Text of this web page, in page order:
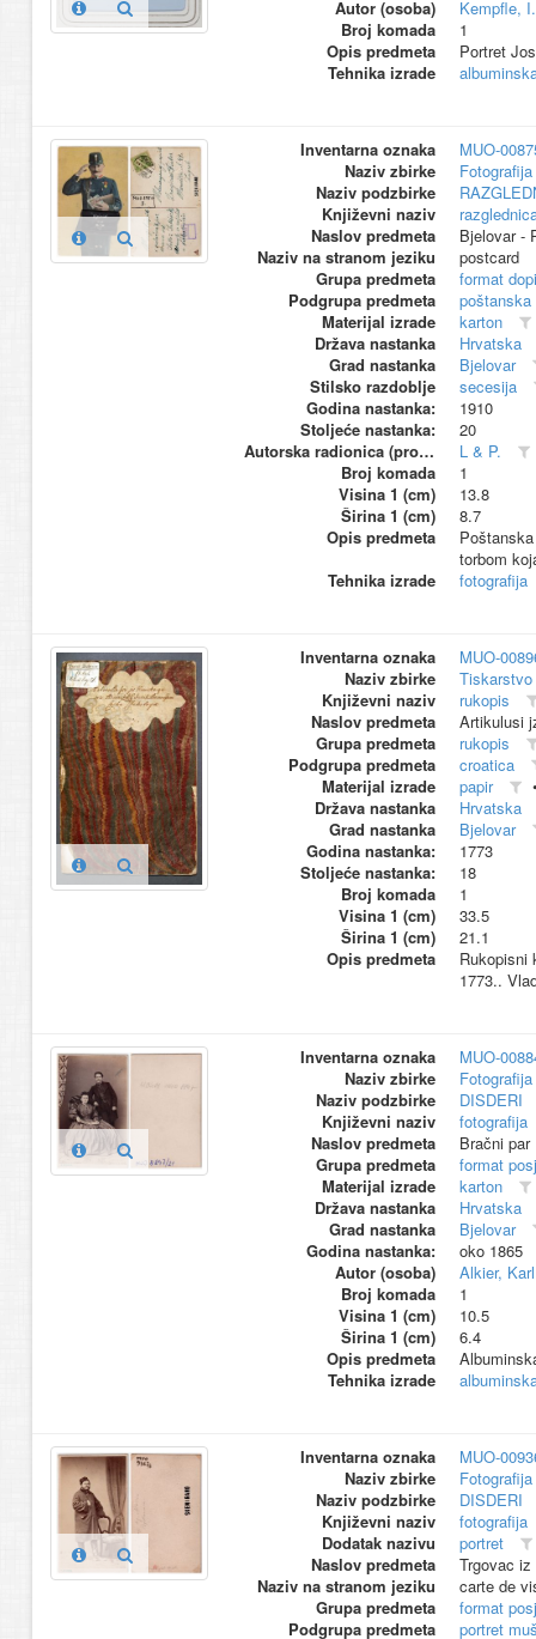
Autor (osoba)
Kempfle, I.
Broj komada
1
Opis predmeta
Portret
Tehnika izrade
Inventarna oznaka
MUO-
Naziv zbirke
Naziv podzbirke
Književni naziv
Naslov predmeta
Bjelovar -
Naziv na stranom jeziku
postcard
Grupa predmeta
format
Podgrupa predmeta
poštanska
Materijal izrade
karton
Država nastanka
Hrvatska
Grad nastanka
Bjelovar
Stilsko razdoblje
secesija
Godina nastanka:
1910
Stoljeće nastanka:
20
Autorska radionica (proizvođač)
L & P.
Broj komada
1
Visina 1 (cm)
13.8
Širina 1 (cm)
8.7
Opis predmeta
torbom
Tehnika izrade
fotografija
Inventarna oznaka
MUO-
Naziv zbirke
Književni naziv
rukopis
Naslov predmeta
Artikulusi
Grupa predmeta
rukopis
Podgrupa predmeta
croatica
Materijal izrade
papir
Država nastanka
Hrvatska
Grad nastanka
Bjelovar
Godina nastanka:
1773
Stoljeće nastanka:
18
Broj komada
1
Visina 1 (cm)
33.5
Širina 1 (cm)
21.1
Opis predmeta
Rukopisni
1773..
Inventarna oznaka
MUO-
Naziv zbirke
Naziv podzbirke
DISDERI
Književni naziv
fotografija
Naslov predmeta
Bračni par
Grupa predmeta
format
Materijal izrade
karton
Država nastanka
Hrvatska
Grad nastanka
Bjelovar
Godina nastanka:
oko 1865
Autor (osoba)
Alkier, Karl
Broj komada
1
Visina 1 (cm)
10.5
Širina 1 (cm)
6.4
Opis predmeta
Tehnika izrade
Inventarna oznaka
MUO-
Naziv zbirke
Naziv podzbirke
DISDERI
Književni naziv
fotografija
Dodatak nazivu
portret
Naslov predmeta
Trgovac
Naziv na stranom jeziku
carte de
Grupa predmeta
format
Podgrupa predmeta
portret